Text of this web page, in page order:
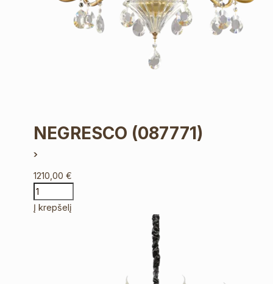
NEGRESCO (087771)
1210,00€
Į krepšelį